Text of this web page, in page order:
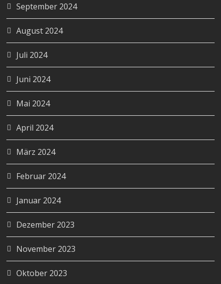
September 2024
August 2024
Juli 2024
Juni 2024
Mai 2024
April 2024
März 2024
Februar 2024
Januar 2024
Dezember 2023
November 2023
Oktober 2023